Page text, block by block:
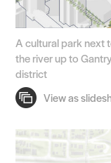
A cultural park next
the river up to
district